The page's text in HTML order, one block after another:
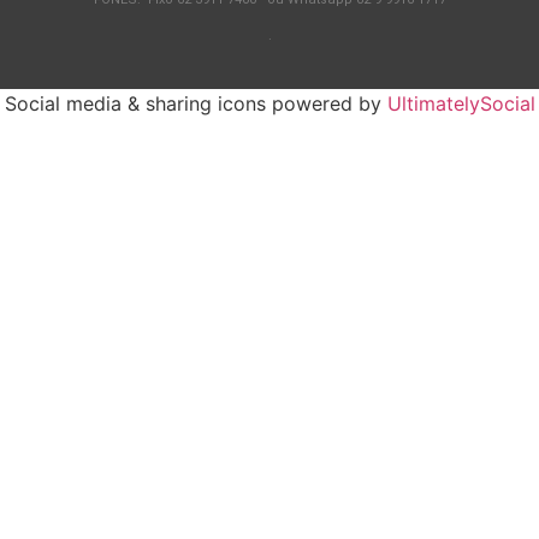
.
Social media & sharing icons powered by UltimatelySocial